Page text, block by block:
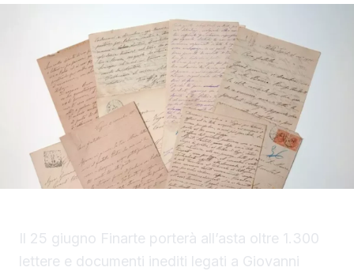
Il 25 giugno Finarte porterà all’asta oltre 1.300
lettere e documenti inediti legati a Giovanni